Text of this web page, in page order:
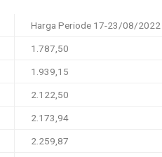
Harga Periode 17-23/08/2022
1.787,50
1.939,15
2.122,50
2.173,94
2.259,87